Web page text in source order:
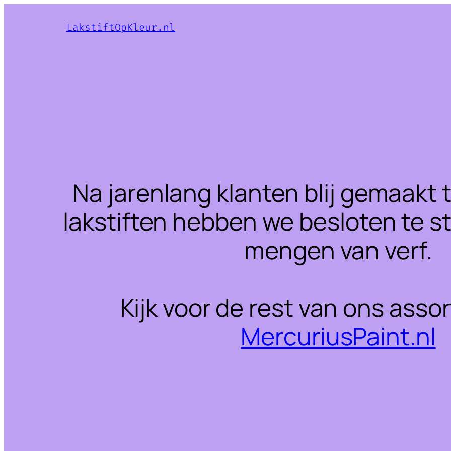
LakstiftOpKleur.nl
Na jarenlang klanten blij gemaakt
lakstiften hebben we besloten te
mengen van verf.
Kijk voor de rest van ons
MercuriusPaint.nl